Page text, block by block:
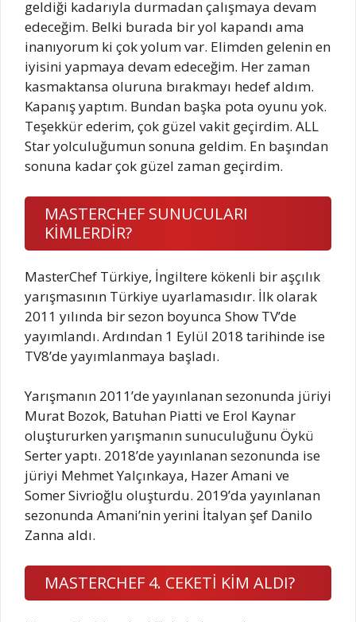
geldiği kadarıyla durmadan çalışmaya devam
edeceğim. Belki burada bir yol kapandı ama
inanıyorum ki çok yolum var. Elimden gelenin en
iyisini yapmaya devam edeceğim. Her zaman
kasmaktansa oluruna bırakmayı hedef aldım.
Kapanış yaptım. Bundan başka pota oyunu yok.
Teşekkür ederim, çok güzel vakit geçirdim. ALL
Star yolculuğumun sonuna geldim. En başından
sonuna kadar çok güzel zaman geçirdim.
MASTERCHEF SUNUCULARI
KİMLERDİR?
MasterChef Türkiye, İngiltere kökenli bir aşçılık
yarışmasının Türkiye uyarlamasıdır. İlk olarak
2011 yılında bir sezon boyunca Show TV’de
yayımlandı. Ardından 1 Eylül 2018 tarihinde ise
TV8’de yayımlanmaya başladı.
Yarışmanın 2011’de yayınlanan sezonunda jüriyi
Murat Bozok, Batuhan Piatti ve Erol Kaynar
oluştururken yarışmanın sunuculuğunu Öykü
Serter yaptı. 2018’de yayınlanan sezonunda ise
jüriyi Mehmet Yalçınkaya, Hazer Amani ve
Somer Sivrioğlu oluşturdu. 2019’da yayınlanan
sezonunda Amani’nin yerini İtalyan şef Danilo
Zanna aldı.
MASTERCHEF 4. CEKETİ KİM ALDI?